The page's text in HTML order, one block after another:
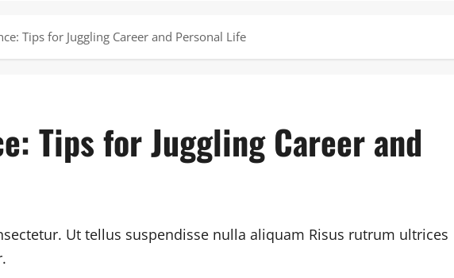
Tips for Juggling Career and Personal Life
Tips for Juggling Career and
Ut tellus suspendisse nulla aliquam Risus rutrum ultrices